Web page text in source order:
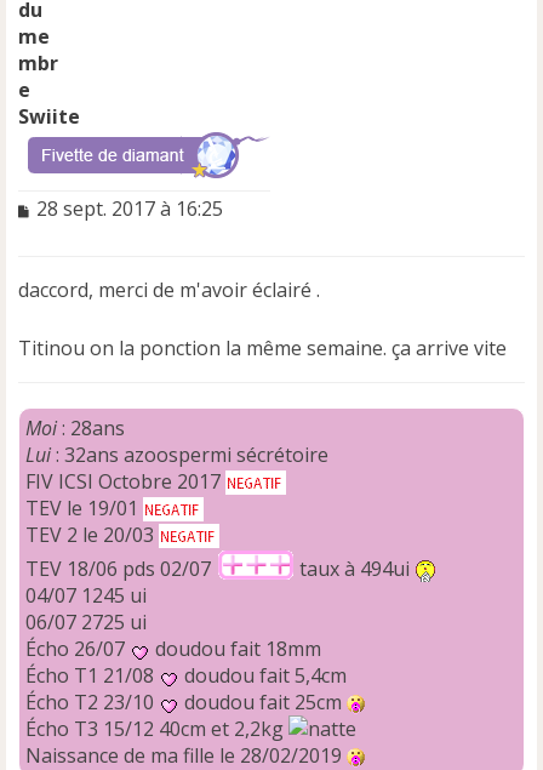
Swiite
M
a
e
n
l
u
28 sept. 2017 à 16:25
daccord, merci de m'avoir éclairé .
Titinou on la ponction la même semaine. ça arrive vite
Moi: 28ans
Lui: 32ans azoospermi sécrétoire
FIV ICSI Octobre 2017
TEV le 19/01
TEV 2 le 20/03
TEV 18/06 pds 02/07
taux à 494ui
04/07 1245 ui
06/07 2725 ui
Écho 26/07
doudou fait 18mm
Écho T1 21/08
doudou fait 5,4cm
Écho T2 23/10
doudou fait 25cm
Écho T3 15/12 40cm et 2,2kg
Naissance de ma fille le 28/02/2019